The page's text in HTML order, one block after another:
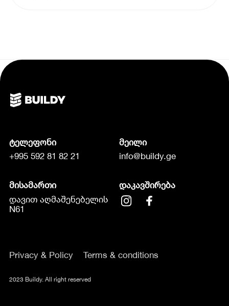
ტელეფონი
+995 592 81 82 21
მეილი
info@buildy.ge
მისამართი
დავით აღმაშენებელის
N61
დაკავშირება
Privacy & Policy Terms & conditions
2023 Buildy. All right reserved